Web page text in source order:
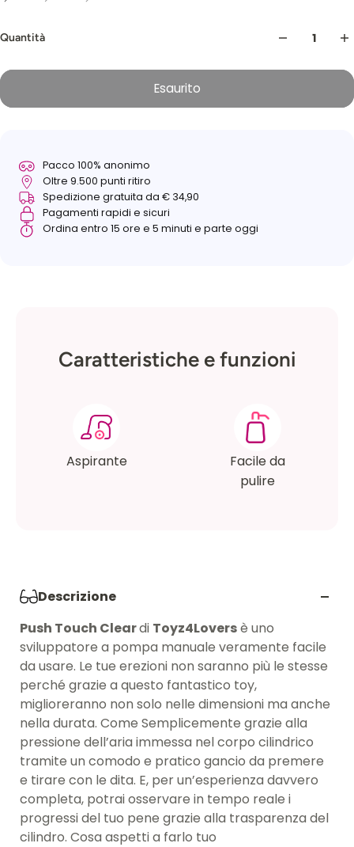
Quantità
Esaurito
Pacco 100% anonimo
Oltre 9.500 punti ritiro
Spedizione gratuita da € 34,90
Pagamenti rapidi e sicuri
Ordina entro 15 ore e 5 minuti e parte oggi
Caratteristiche e funzioni
Aspirante
Facile da
pulire
Descrizione
Push Touch Cleardi Toyz4Loversè uno
sviluppatore a pompa manuale veramente facile
da usare. Le tue erezioni non saranno più le stesse
perché grazie a questo fantastico toy,
miglioreranno non solo nelle dimensioni ma anche
nella durata. Come Semplicemente grazie alla
pressione dell’aria immessa nel corpo cilindrico
tramite un comodo e pratico gancio da premere
e tirare con le dita. E, per un’esperienza davvero
completa, potrai osservare in tempo reale i
progressi del tuo pene grazie alla trasparenza del
cilindro. Cosa aspetti a farlo tuo